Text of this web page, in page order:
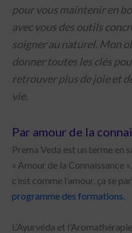
pour vous maintenir en
avec vous des outils
soigner au naturel. Mon
donner toutes les clés
retrouver plus de joie et
vie.
Par amour de la
Prema Veda est un terme en
« Amour de la Connaissance
c’est comme l’amour, ça se
programme des formations.
L’Ayurvéda et
Abonnez-vous à la
conseils santé et les
promotions)